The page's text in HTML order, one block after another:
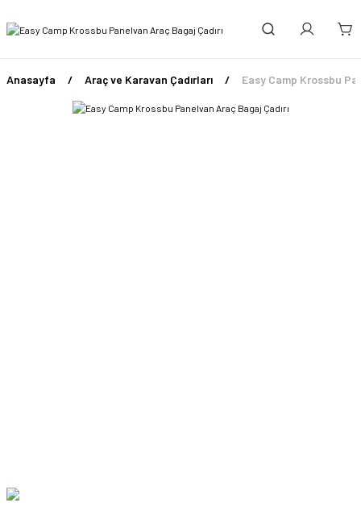
Anasayfa Araç ve Karavan Çadırları Easy Camp Krossbu